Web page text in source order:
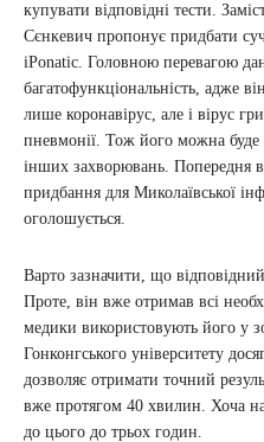
купувати відповідні тести.
Сєнкевич пропонує придбати
iPonatic. Головною перевагою
багатофункціональність, адже
лише коронавірус, але і вірус
пневмонії. Тож його можна буде
інших захворювань. Попередня
придбання для Миколаївської
оголошується.
Варто зазначити, що
Проте, він вже отримав всі
медики використовують його у
Гонконгського університету
дозволяє отримати точний
вже протягом 40 хвилин. Хоча
до цього до трьох годин.